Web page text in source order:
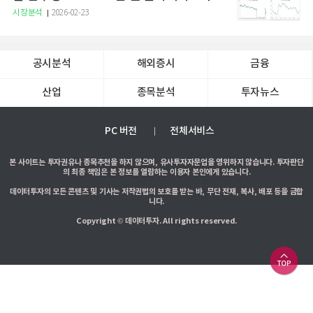
증권
시장분석 2026-02-23
공시분석 해외증시 금융
산업 종목분석 투자뉴스
PC 버전 전체서비스
본 사이트는 투자권유나 종목추천을 하지 않으며, 유사투자자문업을 영위하지 않습니다. 투자판단
의 최종 책임은 본 정보를 열람하는 이용자 본인에게 있습니다.
데이터투자의 모든 콘텐츠 및 기사는 저작권법의 보호를 받는 바, 무단 전재, 복사, 배포 등을 금합
니다.
Copyright © 데이터투자. All rights reserved.